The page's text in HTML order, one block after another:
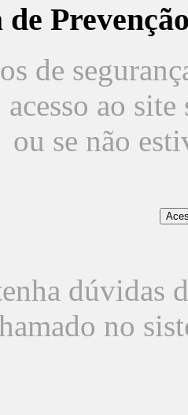
de
de
acesso ao
ou se não
dúvidas
no